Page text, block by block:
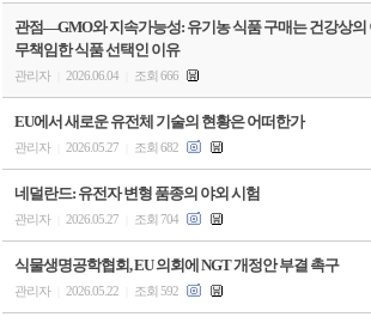
관점—GMO와 지속가능성: 유기농 식품 구매는 건강상의
무책임한 식품 선택인 이유
관리자 2026.06.04 조회 666
EU에서 새로운 유전체 기술의 현황은 어떠한가
관리자 2026.05.27 조회 682
네덜란드: 유전자 변형 품종의 야외 시험
관리자 2026.05.27 조회 704
식물생명공학협회, EU 의회에 NGT 개정안 부결 촉구
관리자 2026.05.22 조회 592